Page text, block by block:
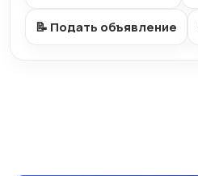
📝 Подать объявление